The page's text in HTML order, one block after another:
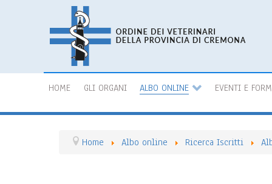
HOME GLI ORGANI ALBO ONLINE EVENTI E
Home Albo online Ricerca Iscritti